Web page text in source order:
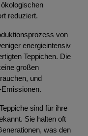
reduziert.
von
energieintensiv
Teppichen. Die
großen
und
sind für ihre
Sie halten oft
was den